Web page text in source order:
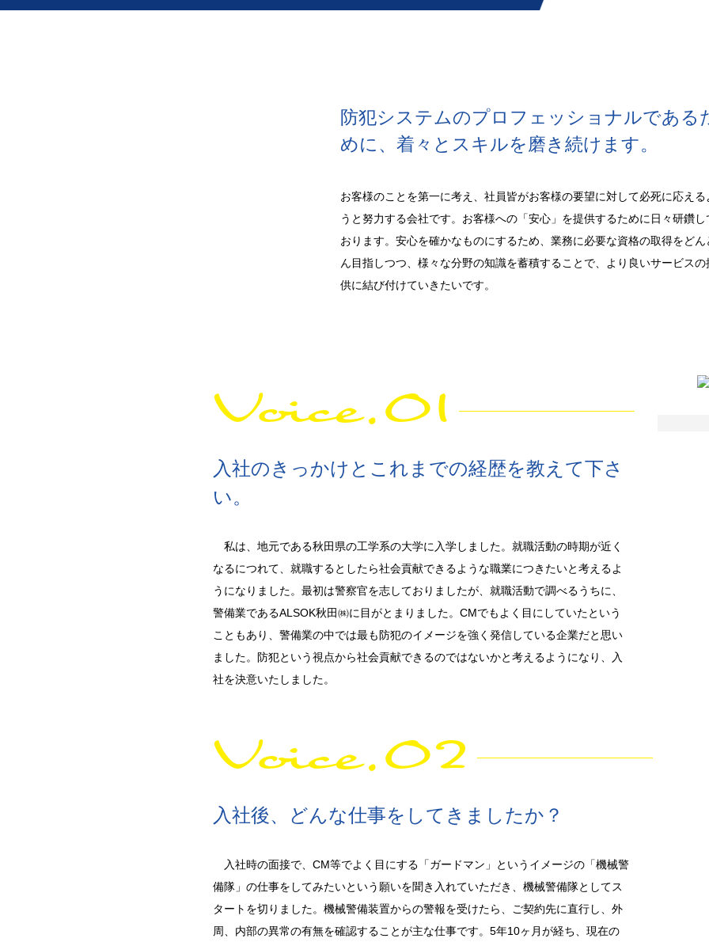
防犯システムのプロフェッショナルである
めに、着々とスキルを磨き続けます。
お客様のことを第一に考え、社員皆がお客様の要望に対して必死に応える
うと努力する会社です。お客様への「安心」を提供するために日々研鑽し
おります。安心を確かなものにするため、業務に必要な資格の取得をどん
ん目指しつつ、様々な分野の知識を蓄積することで、より良いサービスの
供に結び付けていきたいです。
Voice.01
入社のきっかけとこれまでの経歴を教えて下さ
い。
私は、地元である秋田県の工学系の大学に入学しました。就職活動の時期が近く
なるにつれて、就職するとしたら社会貢献できるような職業につきたいと考えるよ
うになりました。最初は警察官を志しておりましたが、就職活動で調べるうちに、
警備業であるALSOK秋田㈱に目がとまりました。CMでもよく目にしていたという
こともあり、警備業の中では最も防犯のイメージを強く発信している企業だと思い
ました。防犯という視点から社会貢献できるのではないかと考えるようになり、入
社を決意いたしました。
Voice.02
入社後、どんな仕事をしてきましたか？
入社時の面接で、CM等でよく目にする「ガードマン」というイメージの「機械警
備隊」の仕事をしてみたいという願いを聞き入れていただき、機械警備隊としてス
タートを切りました。機械警備装置からの警報を受けたら、ご契約先に直行し、外
周、内部の異常の有無を確認することが主な仕事です。5年10ヶ月が経ち、現在の